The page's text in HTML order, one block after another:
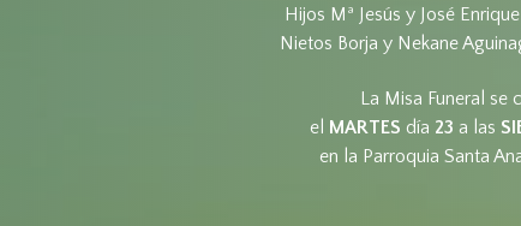
Hijos Mª Jesús y José
Nietos Borja y Nekane
La Misa Funeral se
el MARTES día 23 a las
en la Parroquia Santa